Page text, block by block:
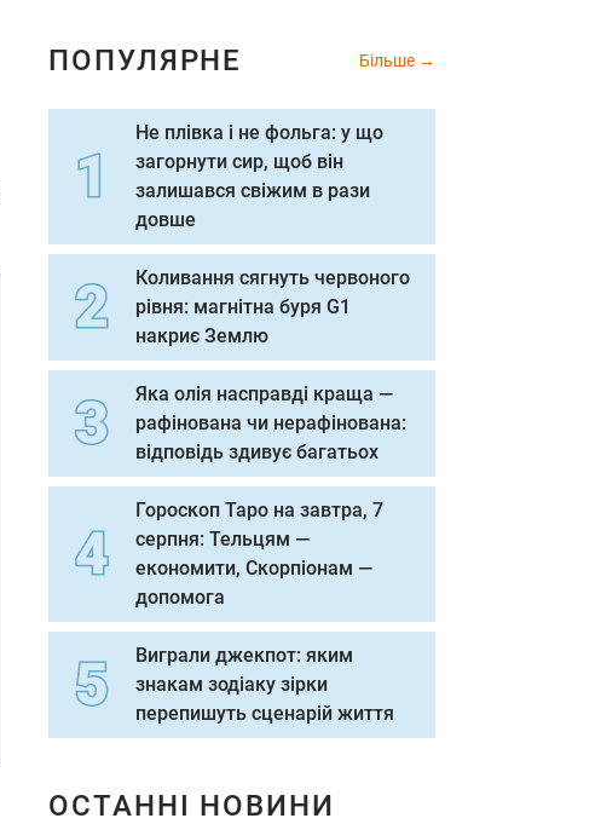
ПОПУЛЯРНЕ Більше
Не плівка і не фольга: у що
загорнути сир, щоб він
залишався свіжим в рази
довше
Коливання сягнуть червоного
рівня: магнітна буря G1
накриє Землю
Яка олія насправді краща —
рафінована чи нерафінована:
відповідь здивує багатьох
Гороскоп Таро на завтра, 7
серпня: Тельцям —
економити, Скорпіонам —
допомога
Виграли джекпот: яким
знакам зодіаку зірки
перепишуть сценарій життя
ОСТАННІ НОВИНИ